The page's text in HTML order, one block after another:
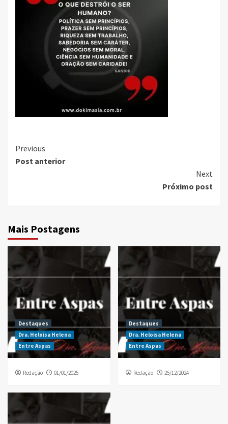
Continue
Reading
Previous
Post anterior
Next
Próximo post
Mais Postagens
Destaques
Dra. Heloisa Helena
Entre Aspas
Redação 01/01/2025
Destaques
Dra. Heloisa Helena
Entre Aspas
Redação 25/12/2024